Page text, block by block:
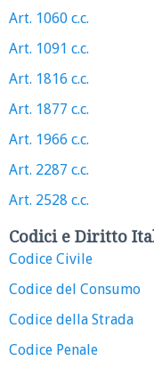
Art. 1060 c.c.
Art. 1091 c.c.
Art. 1816 c.c.
Art. 1877 c.c.
Art. 1966 c.c.
Art. 2287 c.c.
Art. 2528 c.c.
Codici e Diritto
Codice Civile
Codice del Consumo
Codice della Strada
Codice Penale